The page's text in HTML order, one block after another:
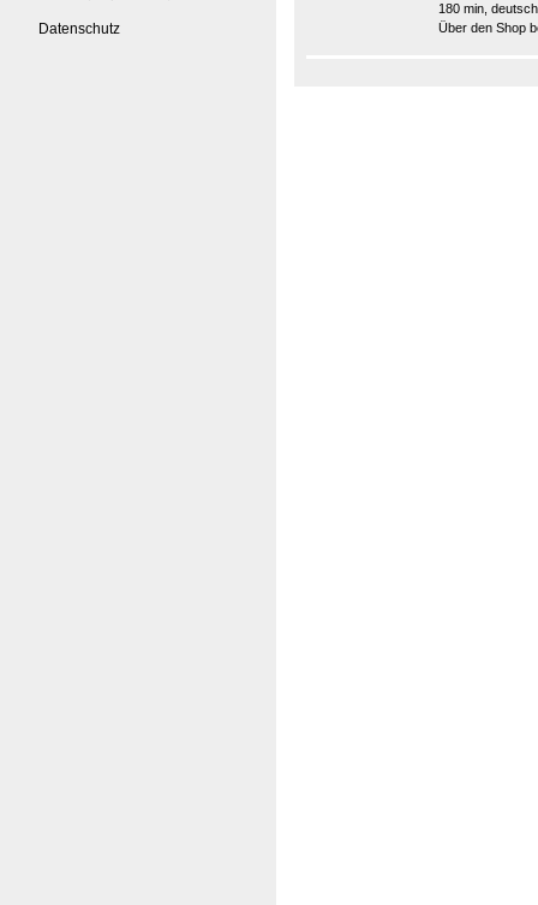
Datenschutz
180 min, deutsch
Über den Shop